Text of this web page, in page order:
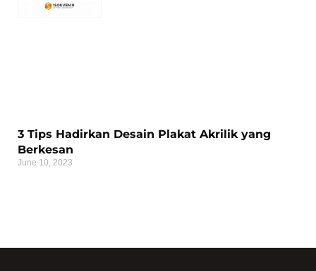
3 Tips Hadirkan Desain Plakat Akrilik yang
Berkesan
June 10, 2023